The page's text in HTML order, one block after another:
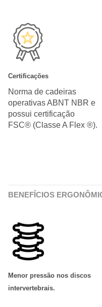
Certificações
Norma de cadeiras
operativas ABNT NBR e
possui certificação
FSC® (Classe A Flex ®).
BENEFÍCIOS
Menor pressão nos discos
intervertebrais.